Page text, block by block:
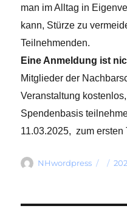
man im Alltag in
kann, Stürze zu
Teilnehmenden.
Eine Anmeldung ist
Mitglieder der
Veranstaltung
Spendenbasis
11.03.2025, zum ersten
Autor
NHwordpress